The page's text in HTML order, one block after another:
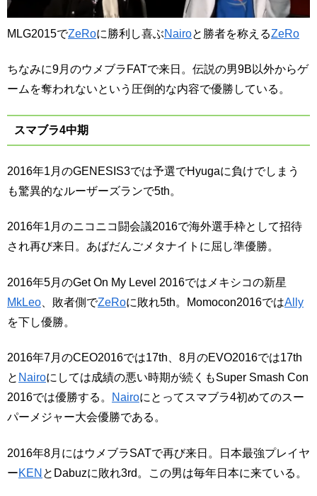
MLG2015でZeRoに勝利し喜ぶNairoと勝者を称えるZeRo
ちなみに9月のウメブラFATで来日。伝説の男9B以外からゲ
ームを奪われないという圧倒的な内容で優勝している。
スマブラ4中期
2016年1月のGENESIS3では予選でHyugaに負けでしまう
も驚異的なルーザーズランで5th。
2016年1月のニコニコ闘会議2016で海外選手枠として招待
され再び来日。あばだんごメタナイトに屈し準優勝。
2016年5月のGet On My Level 2016ではメキシコの新星
MkLeo 、敗者側でZeRoに敗れ5th。Momocon2016ではAlly
を下し優勝。
2016年7月のCEO2016では17th、8月のEVO2016では17th
と Nairoにしては成績の悪い時期が続くもSuper Smash Con
2016では優勝する。
Nairoにとってスマブラ4初めてのスー
パーメジャー大会優勝である。
2016年8月にはウメブラSATで再び来日。日本最強プレイヤ
ーKEN とDabuzに敗れ3rd。この男は毎年日本に来ている。